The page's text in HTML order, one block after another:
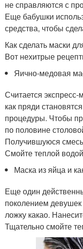
не справляются с
Еще бабушки
средства, чтобы
Как сделать маски
Вот нехитрые
Яично-медовая
Считается
как пряди
процедуры. Чтобы
по половине
Получившуюся
Смойте теплой
Маска из яйца и
Еще один
поколением
ложку какао.
Тщательно смойте